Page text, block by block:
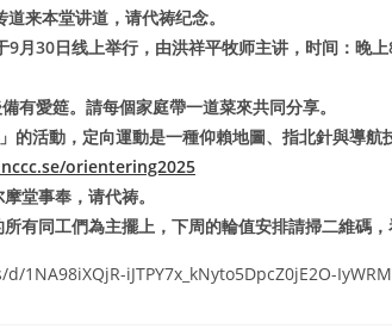
来本堂讲道，请代祷纪念。
月30日线上举行，由洪祥平牧师主讲，时间：晚
有愛筵。請每個家庭帶一道菜來共同分享。
的活動，定向運動是一種仰賴地圖、指北針與導
orientering2025
堂事奉，请代祷。
有同工們為主擺上，下周的輪值安排請掃二維碼，
iJTPY7x_kNyto5DpcZ0jE2O-